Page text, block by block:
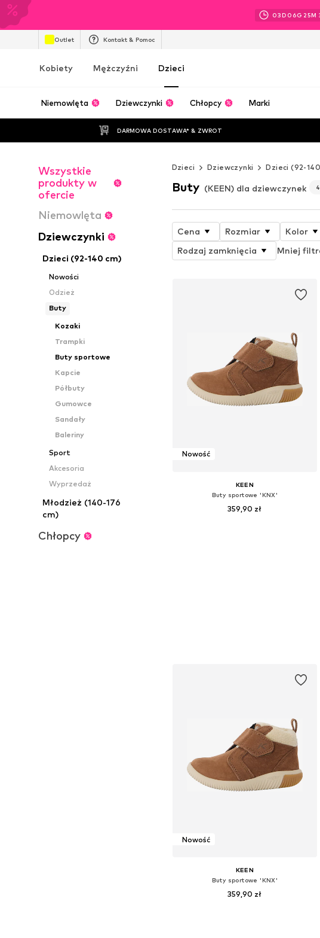
03D 06G 25M
Outlet Kontakt & Pomoc
Kobiety Mężczyźni Dzieci
Niemowlęta Dziewczynki Chłopcy Marki
DARMOWA DOSTAWA* & ZWROT
Wszystkie
produkty w
ofercie
Niemowlęta
Dziewczynki
Dzieci (92-140 cm)
Nowości
Odzież
Buty
Kozaki
Trampki
Buty sportowe
Kapcie
Półbuty
Gumowce
Sandały
Baleriny
Sport
Akcesoria
Wyprzedaż
Młodzież (140-176
cm)
Chłopcy
Dzieci Dziewczynki Dzieci (92-
Buty (KEEN) dla dziewczynek 4
Cena Rozmiar Kolor
Rodzaj zamknięcia
Mniej
Nowość
KEEN
Buty sportowe 'KNX'
359,90 zł
Nowość
KEEN
Buty sportowe 'KNX'
359,90 zł